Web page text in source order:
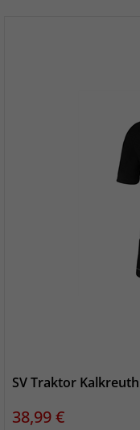
SV Traktor
Preis
38,99 €